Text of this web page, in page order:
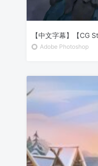
Adobe Photoshop